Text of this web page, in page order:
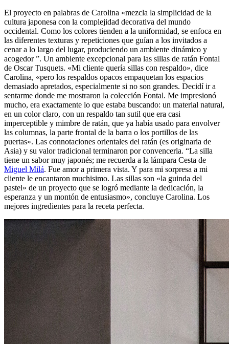
El proyecto en palabras de Carolina «mezcla la simplicidad de la
cultura japonesa con la complejidad decorativa del mundo
occidental. Como los colores tienden a la uniformidad, se enfoca en
las diferentes texturas y repeticiones que guían a los invitados a
cenar a lo largo del lugar, produciendo un ambiente dinámico y
acogedor ”. Un ambiente excepcional para las sillas de ratán Fontal
de Oscar Tusquets. «Mi cliente quería sillas con respaldo», dice
Carolina, «pero los respaldos opacos empaquetan los espacios
demasiado apretados, especialmente si no son grandes. Decidí ir a
sentarme donde me mostraron la colección Fontal. Me impresionó
mucho, era exactamente lo que estaba buscando: un material natural,
en un color claro, con un respaldo tan sutil que era casi
imperceptible y mimbre de ratán, que ya había usado para envolver
las columnas, la parte frontal de la barra o los portillos de las
puertas». Las connotaciones orientales del ratán (es originaria de
Asia) y su valor tradicional terminaron por convencerla. “La silla
tiene un sabor muy japonés; me recuerda a la lámpara Cesta de
Miguel Milá. Fue amor a primera vista. Y para mi sorpresa a mi
cliente le encantaron muchisimo. Las sillas son «la guinda del
pastel» de un proyecto que se logró mediante la dedicación, la
esperanza y un montón de entusiasmo», concluye Carolina. Los
mejores ingredientes para la receta perfecta.